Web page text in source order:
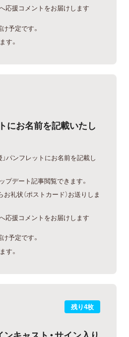
応援コメントをお届けします
予定です。
す。
にお名前を記載いたし
」パンフレットにお名前を記載し
プデート記事閲覧できます。
礼状（ポストカード）お送りしま
応援コメントをお届けします
予定です。
す。
残り4枚